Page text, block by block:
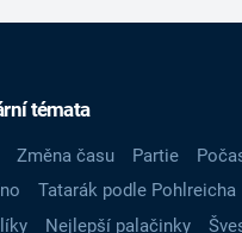
témata
Změna času Partie
Tatarák podle Pohlreicha
Nejlepší palačinky